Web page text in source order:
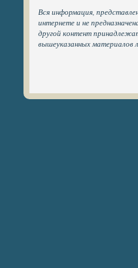
Вся информация,
интернете и не
другой контент
вышеуказанных материалов